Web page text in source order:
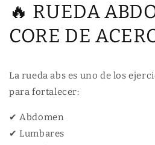
🔥 RUEDA
CORE DE
La rueda abs es uno de los
para fortalecer:
✔ Abdomen
✔ Lumbares